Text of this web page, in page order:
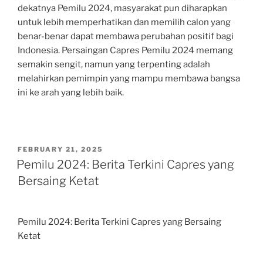
dekatnya Pemilu 2024, masyarakat pun diharapkan
untuk lebih memperhatikan dan memilih calon yang
benar-benar dapat membawa perubahan positif bagi
Indonesia. Persaingan Capres Pemilu 2024 memang
semakin sengit, namun yang terpenting adalah
melahirkan pemimpin yang mampu membawa bangsa
ini ke arah yang lebih baik.
POSTED
ON
FEBRUARY 21, 2025
Pemilu 2024: Berita Terkini Capres yang
Bersaing Ketat
Pemilu 2024: Berita Terkini Capres yang Bersaing
Ketat